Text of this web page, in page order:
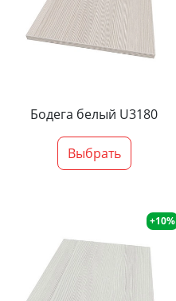
Бодега белый U3180
Выбрать
+10%